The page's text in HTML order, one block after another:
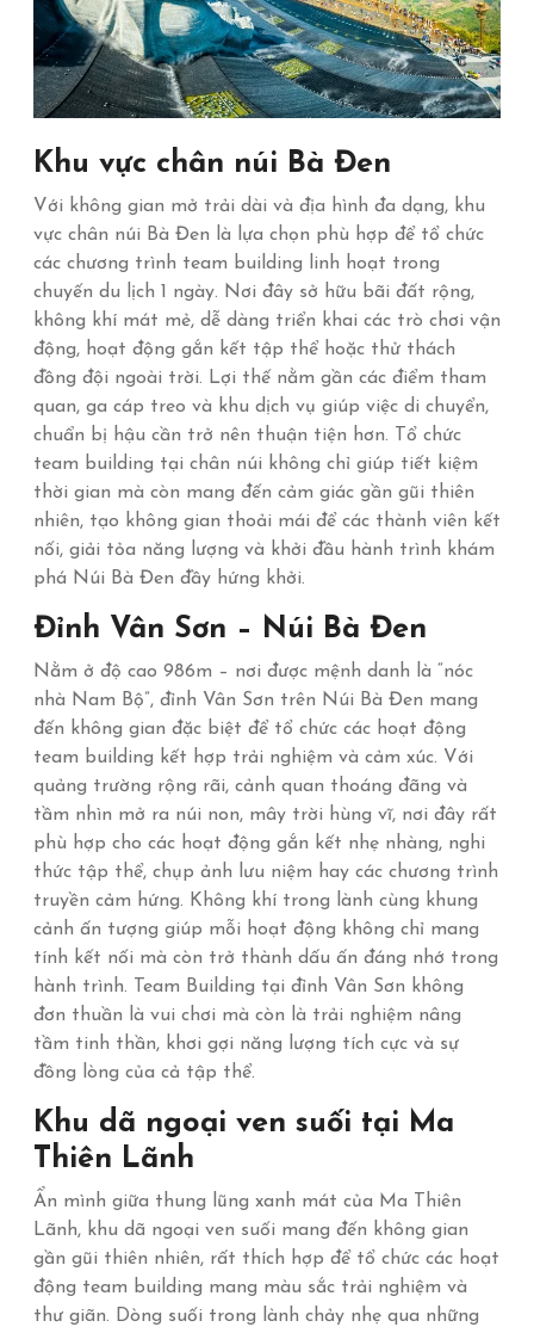
Khu vực chân núi Bà Đen
Với không gian mở trải dài và địa hình đa dạng, khu
vực chân núi Bà Đen là lựa chọn phù hợp để tổ chức
các chương trình team building linh hoạt trong
chuyến du lịch 1 ngày. Nơi đây sở hữu bãi đất rộng,
không khí mát mẻ, dễ dàng triển khai các trò chơi vận
động, hoạt động gắn kết tập thể hoặc thử thách
đồng đội ngoài trời. Lợi thế nằm gần các điểm tham
quan, ga cáp treo và khu dịch vụ giúp việc di chuyển,
chuẩn bị hậu cần trở nên thuận tiện hơn. Tổ chức
team building tại chân núi không chỉ giúp tiết kiệm
thời gian mà còn mang đến cảm giác gần gũi thiên
nhiên, tạo không gian thoải mái để các thành viên kết
nối, giải tỏa năng lượng và khởi đầu hành trình khám
phá Núi Bà Đen đầy hứng khởi.
Đỉnh Vân Sơn – Núi Bà Đen
Nằm ở độ cao 986m – nơi được mệnh danh là “nóc
nhà Nam Bộ”, đỉnh Vân Sơn trên Núi Bà Đen mang
đến không gian đặc biệt để tổ chức các hoạt động
team building kết hợp trải nghiệm và cảm xúc. Với
quảng trường rộng rãi, cảnh quan thoáng đãng và
tầm nhìn mở ra núi non, mây trời hùng vĩ, nơi đây rất
phù hợp cho các hoạt động gắn kết nhẹ nhàng, nghi
thức tập thể, chụp ảnh lưu niệm hay các chương trình
truyền cảm hứng. Không khí trong lành cùng khung
cảnh ấn tượng giúp mỗi hoạt động không chỉ mang
tính kết nối mà còn trở thành dấu ấn đáng nhớ trong
hành trình. Team Building tại đỉnh Vân Sơn không
đơn thuần là vui chơi mà còn là trải nghiệm nâng
tầm tinh thần, khơi gợi năng lượng tích cực và sự
đồng lòng của cả tập thể.
Khu dã ngoại ven suối tại Ma
Thiên Lãnh
Ẩn mình giữa thung lũng xanh mát của Ma Thiên
Lãnh, khu dã ngoại ven suối mang đến không gian
gần gũi thiên nhiên, rất thích hợp để tổ chức các hoạt
động team building mang màu sắc trải nghiệm và
thư giãn. Dòng suối trong lành chảy nhẹ qua những